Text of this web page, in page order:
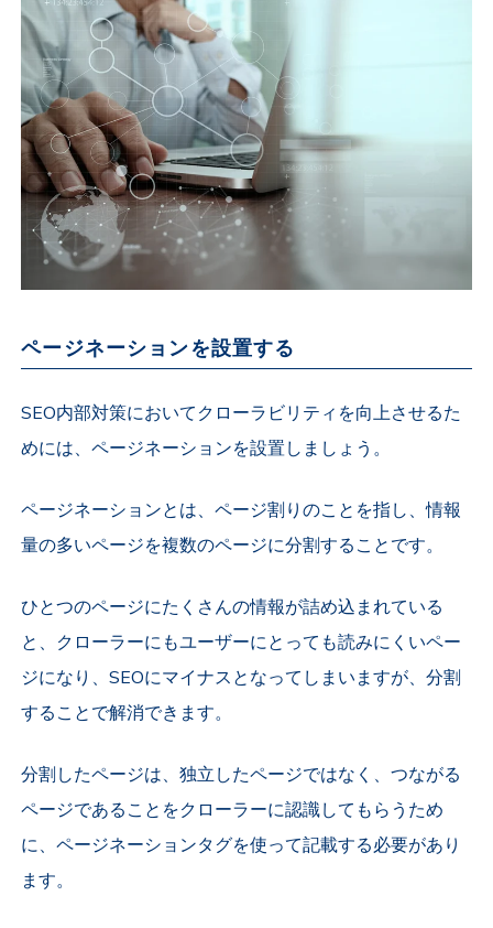
ページネーションを設置する
SEO内部対策においてクローラビリティを向上させるた
めには、ページネーションを設置しましょう。
ページネーションとは、ページ割りのことを指し、情報
量の多いページを複数のページに分割することです。
ひとつのページにたくさんの情報が詰め込まれている
と、クローラーにもユーザーにとっても読みにくいペー
ジになり、SEOにマイナスとなってしまいますが、分割
することで解消できます。
分割したページは、独立したページではなく、つながる
ページであることをクローラーに認識してもらうため
に、ページネーションタグを使って記載する必要があり
ます。